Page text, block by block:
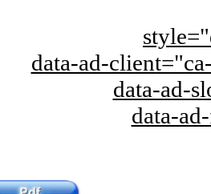
data-ad-
data-ad-
data-